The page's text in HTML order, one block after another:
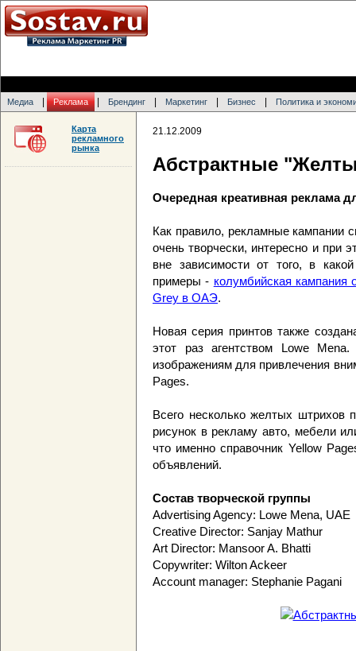
Медиа Реклама Брендинг Маркетинг Бизнес Политика и
21.12.2009
Абстрактные
Очередная креативная реклама
Как правило, рекламные кампании
очень творчески, интересно и при
вне зависимости от того, в
примеры - колумбийская кампания
Grey в ОАЭ.
Новая серия принтов также
этот раз агентством Lowe
изображениям для привлечения
Pages.
Всего несколько желтых штрихов
рисунок в рекламу авто, мебели
что именно справочник Yellow
объявлений.
Состав творческой группы
Advertising Agency: Lowe Mena, UAE
Creative Director: Sanjay Mathur
Art Director: Mansoor A. Bhatti
Copywriter: Wilton Ackeer
Account manager: Stephanie Pagani
Карта
рекламного
рынка